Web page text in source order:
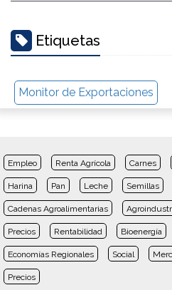
Etiquetas
Monitor de Exportaciones
Empleo Renta Agrícola Carnes
Harina Pan Leche Semillas
Cadenas Agroalimentarias
Precios Rentabilidad Bioenergía
Economías Regionales Social
Precios